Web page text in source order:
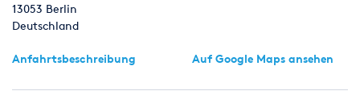
13053 Berlin
Deutschland
Anfahrtsbeschreibung Auf Google Maps ansehen